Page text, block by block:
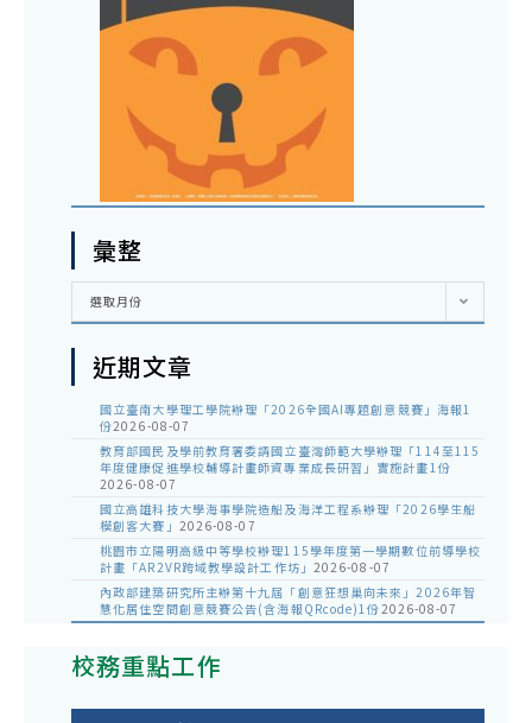
彙整
彙
選取月份
近期文章
國立臺南大學理工學院辦理「2026全國AI專題創意競賽」海報1
份2026-08-07
教育部國民及學前教育署委請國立臺灣師範大學辦理「114至115
年度健康促進學校輔導計畫師資專業成長研習」實施計畫1份
2026-08-07
國立高雄科技大學海事學院造船及海洋工程系辦理「2026學生船
模創客大賽」 2026-08-07
桃園市立陽明高級中等學校辦理115學年度第一學期數位前導學校
計畫「AR2VR跨域教學設計工作坊」 2026-08-07
內政部建築研究所主辦第十九屆「創意狂想巢向未來」2026年智
慧化居住空間創意競賽公告(含海報QRcode)1份2026-08-07
校務重點工作